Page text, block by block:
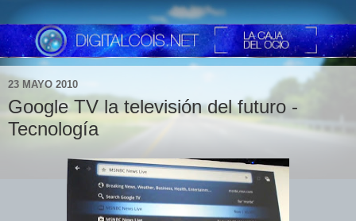
23 MAYO 2010
Google TV la televisión del futuro -
Tecnología